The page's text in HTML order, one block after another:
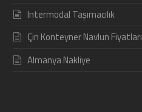
Intermodal Taşımacılık
Çin Konteyner Navlun Fiyatları
Almanya Nakliye